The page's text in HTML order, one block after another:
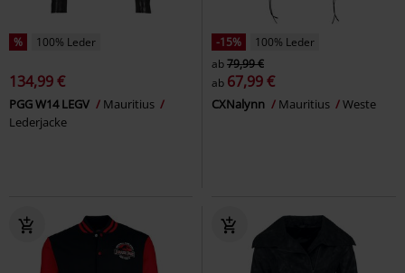
% 100% Leder
134,99 €
PGG W14 LEGV
Mauritius
Lederjacke
-15%
100% Leder
ab79,99 €
ab 67,99 €
CXNalynn Mauritius Weste